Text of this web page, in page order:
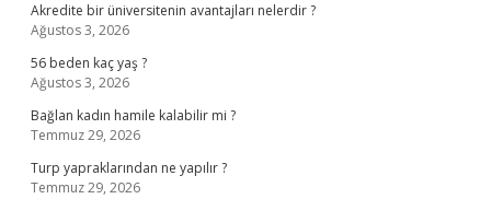
Akredite bir üniversitenin avantajları nelerdir ?
Ağustos 3, 2026
56 beden kaç yaş ?
Ağustos 3, 2026
Bağlan kadın hamile kalabilir mi ?
Temmuz 29, 2026
Turp yapraklarından ne yapılır ?
Temmuz 29, 2026